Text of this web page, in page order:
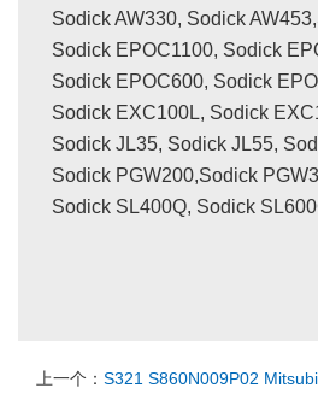
Sodick AW330, Sodick
Sodick EPOC1100, Sodick
Sodick EPOC600, Sodick
Sodick EXC100L, Sodick
Sodick JL35, Sodick JL55,
Sodick PGW200,Sodick
Sodick SL400Q, Sodick
上一个： S321 S860N009P02